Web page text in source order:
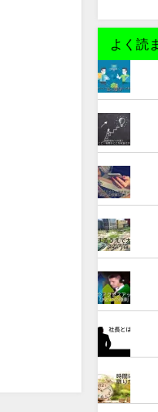
よく読